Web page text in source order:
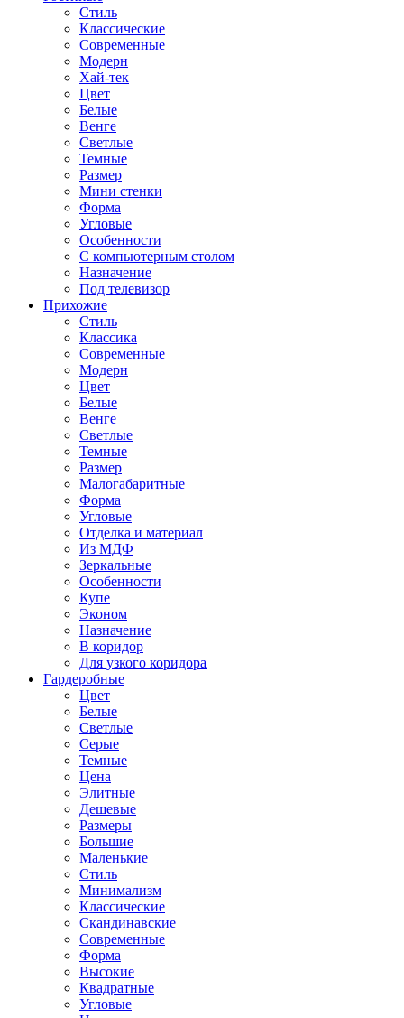
Стиль
Классические
Современные
Модерн
Хай-тек
Цвет
Белые
Венге
Светлые
Темные
Размер
Мини стенки
Форма
Угловые
Особенности
С компьютерным столом
Назначение
Под телевизор
Прихожие
Стиль
Классика
Современные
Модерн
Цвет
Белые
Венге
Светлые
Темные
Размер
Малогабаритные
Форма
Угловые
Отделка и материал
Из МДФ
Зеркальные
Особенности
Купе
Эконом
Назначение
В коридор
Для узкого коридора
Гардеробные
Цвет
Белые
Светлые
Серые
Темные
Цена
Элитные
Дешевые
Размеры
Большие
Маленькие
Стиль
Минимализм
Классические
Скандинавские
Современные
Форма
Высокие
Квадратные
Угловые